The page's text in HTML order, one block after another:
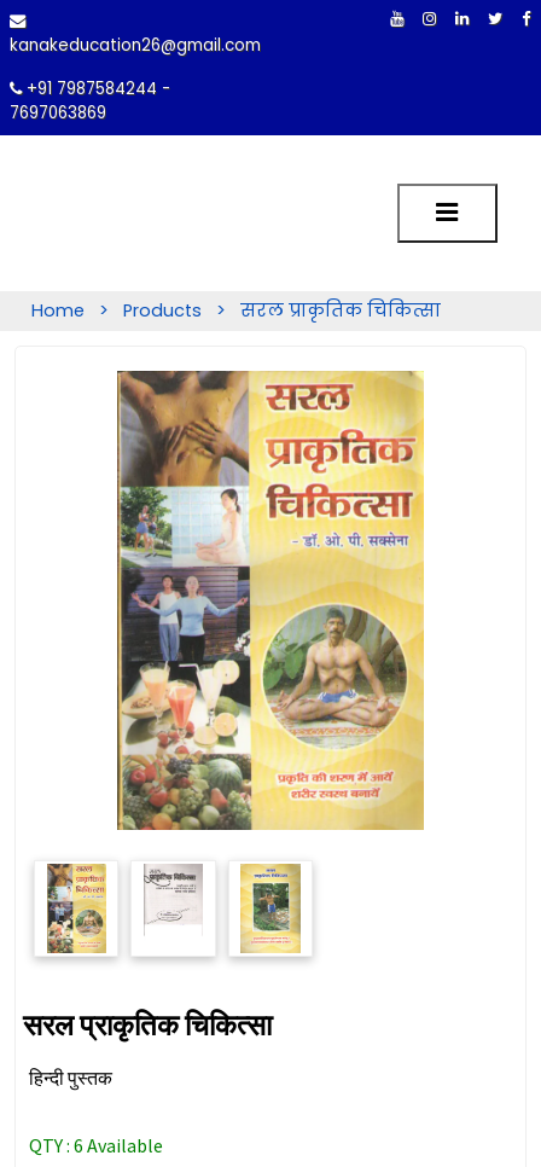
kanakeducation26@gmail.com
+91 7987584244 -
7697063869
Home > Products > सरल प्राकृतिक चिकित्सा
सरल प्राकृतिक चिकित्सा
हिन्दी पुस्तक
QTY : 6 Available